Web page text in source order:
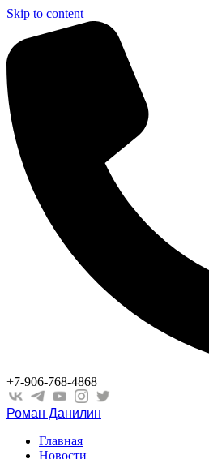
Skip to content
+7-906-768-4868
Роман Данилин
Главная
Новости